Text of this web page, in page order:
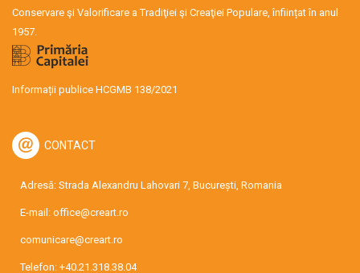
Conservare şi Valorificare a Tradiţiei şi Creaţiei Populare, înființat în anul
1957.
Informații publice HCGMB 138/2021
CONTACT
Adresă: Strada Alexandru Lahovari 7, București, Romania
E-mail: office@creart.ro
comunicare@creart.ro
Telefon: +40.21.318.38.04